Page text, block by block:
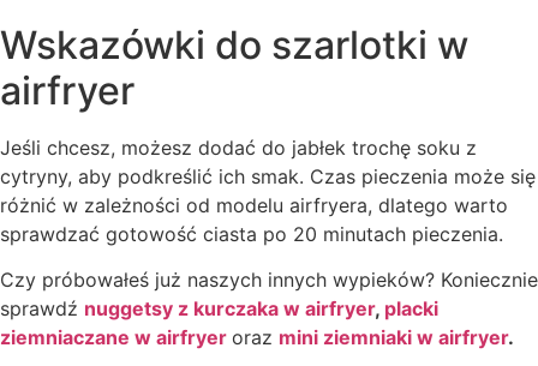
Wskazówki do szarlotki w
airfryer
Jeśli chcesz, możesz dodać do jabłek trochę soku z
cytryny, aby podkreślić ich smak. Czas pieczenia może się
różnić w zależności od modelu airfryera, dlatego warto
sprawdzać gotowość ciasta po 20 minutach pieczenia.
Czy próbowałeś już naszych innych wypieków? Koniecznie
sprawdź nuggetsy z kurczaka w airfryer, placki
ziemniaczane w airfryer oraz mini ziemniaki w airfryer.